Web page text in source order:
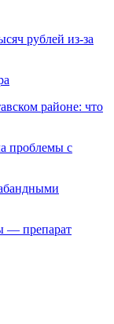
рублей из-за
районе: что
проблемы с
— препарат